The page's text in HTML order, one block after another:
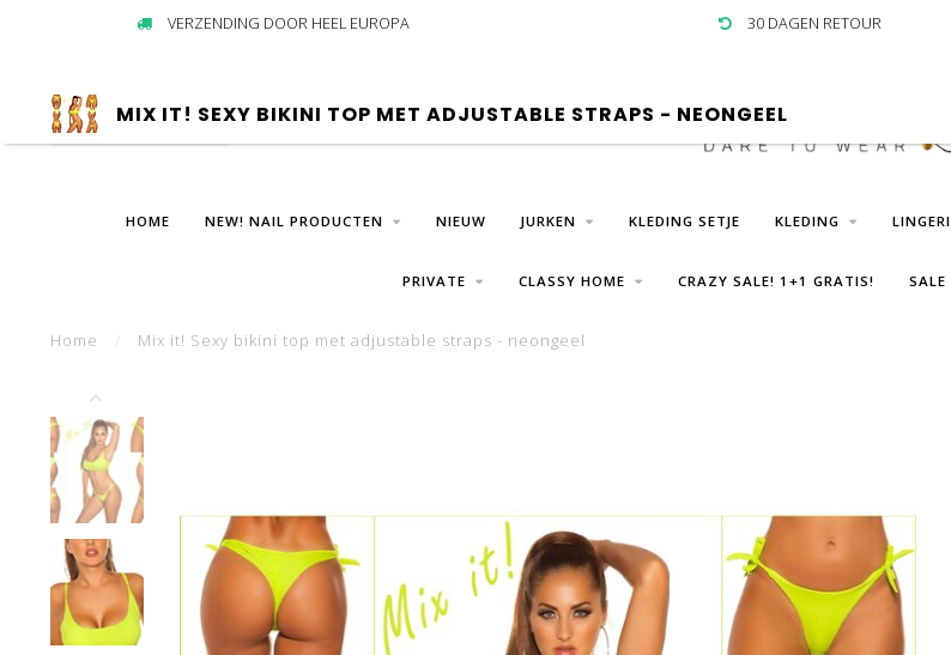
VERZENDING DOOR HEEL EUROPA 30 DAGEN RETOUR
HOME NEW! NAIL PRODUCTEN NIEUW JURKEN KLEDING SETJE KLEDING
PRIVATE CLASSY HOME CRAZY SALE! 1+1 GRATIS! SALE
Home Mix it! Sexy bikini top met adjustable straps - neongeel
MIX IT! SEXY BIKINI TOP MET ADJUSTABLE STRAPS - NEONGEEL